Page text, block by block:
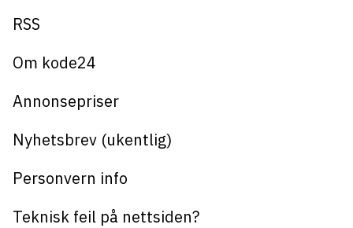
annonsepriser
annonseguide
Bli firmapartner
RSS
Om kode24
Annonsepriser
Nyhetsbrev (ukentlig)
Personvern info
Teknisk feil på nettsiden?